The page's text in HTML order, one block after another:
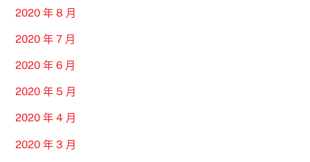
2020 年 8 月
2020 年 7 月
2020 年 6 月
2020 年 5 月
2020 年 4 月
2020 年 3 月